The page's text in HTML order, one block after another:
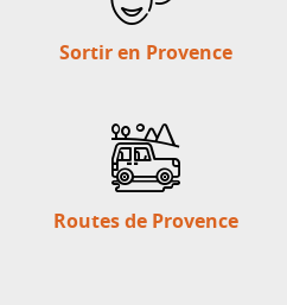
Sortir en Provence
Routes de Provence